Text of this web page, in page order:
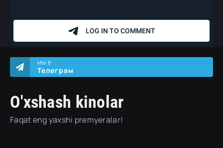
O'xshash kinolar
Faqat eng yaxshi premyeralar!
МЫ В
Телеграм